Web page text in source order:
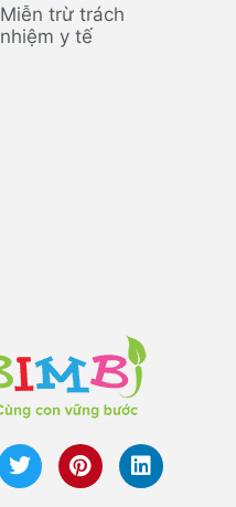
Miễn trừ trách
nhiệm y tế